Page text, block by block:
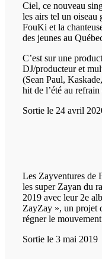
Ciel, ce nouveau
les airs tel un oiseau
FouKi et la
des jeunes au
C’est sur une
DJ/producteur et
(Sean Paul,
hit de l’été au
Sortie le 24 avril
Les Zayventures de
les super Zayan du
2019 avec leur 2e
ZayZay », un projet
régner le
Sortie le 3 mai 2019